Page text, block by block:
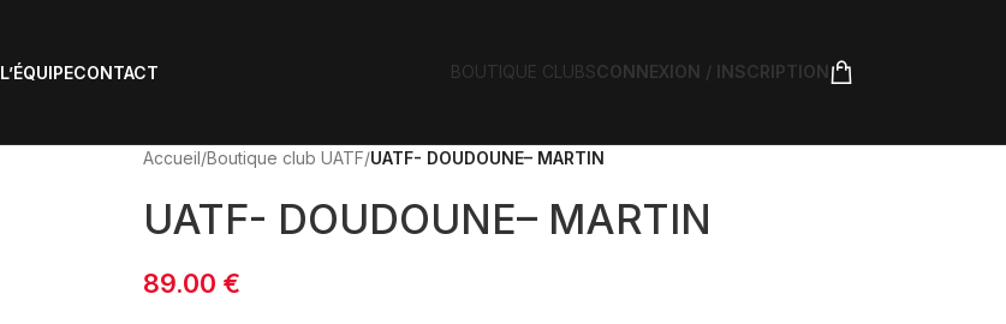
L’ÉQUIPECONTACT BOUTIQUE CLUBSCONNEXION / INSCRIPTION
Accueil/Boutique club UATF/UATF- DOUDOUNE– MARTIN
UATF- DOUDOUNE– MARTIN
89.00 €